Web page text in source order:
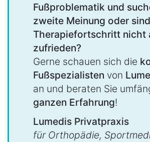
Fußproblematik und
zweite Meinung oder
Therapiefortschritt nicht
zufrieden?
Gerne schauen sich die
Fußspezialisten von
an und beraten Sie
ganzen Erfahrung!
Lumedis Privatpraxis
für Orthopädie,